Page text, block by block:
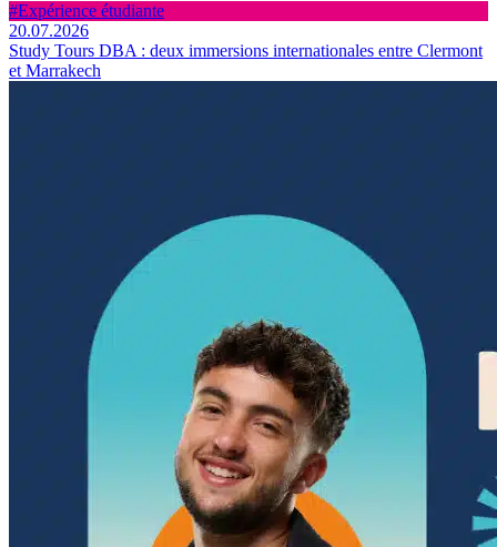
#Expérience étudiante
20.07.2026
Study Tours DBA : deux immersions internationales entre Clermont
et Marrakech